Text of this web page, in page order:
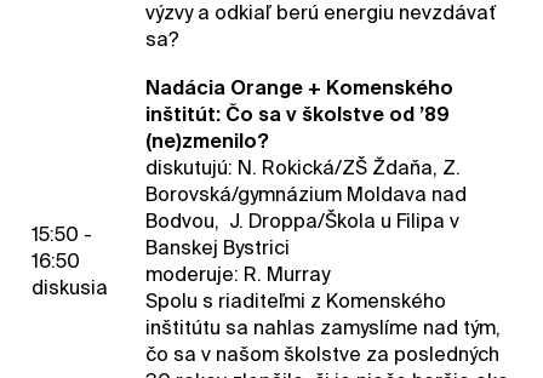
výzvy a odkiaľ berú energiu nevzdávať
sa?
15:50 -
16:50
diskusia
Nadácia Orange + Komenského
inštitút: Čo sa v školstve od ’89
(ne)zmenilo?
diskutujú: N. Rokická/ZŠ Ždaňa, Z.
Borovská/gymnázium Moldava nad
Bodvou, J. Droppa/Škola u Filipa v
Banskej Bystrici
moderuje: R. Murray
Spolu s riaditeľmi z Komenského
inštitútu sa nahlas zamyslíme nad tým,
čo sa v našom školstve za posledných